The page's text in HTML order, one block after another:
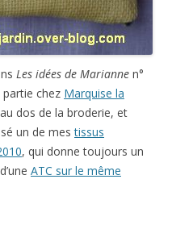
Les idées de Marianne n°
chez Marquise la
dos de la broderie, et
un de mestissus
, qui donne toujours un
ATC sur le même